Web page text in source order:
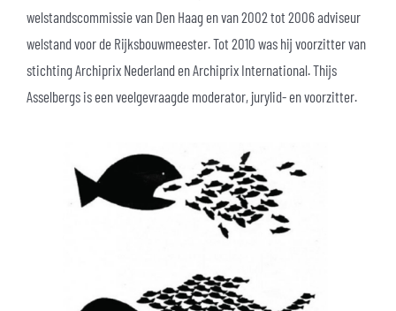
welstandscommissie van Den Haag en van 2002 tot 2006 adviseur
welstand voor de Rijksbouwmeester. Tot 2010 was hij voorzitter van
stichting Archiprix Nederland en Archiprix International. Thijs
Asselbergs is een veelgevraagde moderator, jurylid- en voorzitter.